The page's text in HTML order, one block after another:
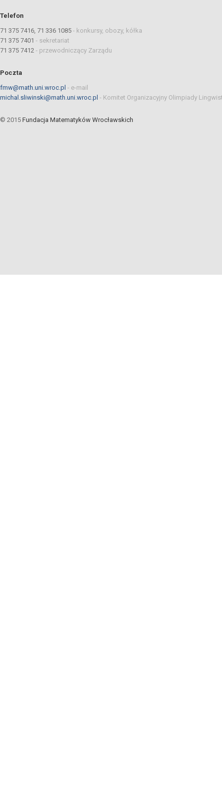
Telefon
71 375 7416, 71 336 1085 - konkursy, obozy, kółka
71 375 7401 - sekretariat
71 375 7412 - przewodniczący Zarządu
Poczta
fmw@math.uni.wroc.pl - e-mail
michal.sliwinski@math.uni.wroc.pl - Komitet Organizacyjny Olimpiady
© 2015 Fundacja Matematyków Wrocławskich